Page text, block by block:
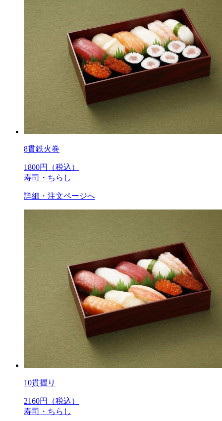
8貫鉄火巻
1800円（税込）
寿司・ちらし
詳細・注文ページへ
10貫握り
2160円（税込）
寿司・ちらし